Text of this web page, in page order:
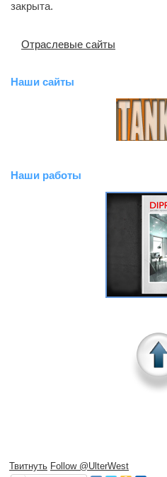
закрыта.
Твитнуть Follow @UlterWest
Отраслевые сайты
Наши сайты
Наши работы